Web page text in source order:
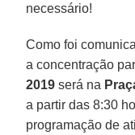
necessário!
Como foi
a concentração
2019 será na
a partir das 8:30
programação de